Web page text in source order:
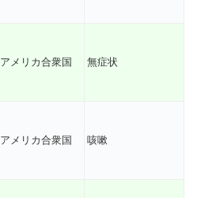
アメリカ合衆国 無症状
アメリカ合衆国 咳嗽